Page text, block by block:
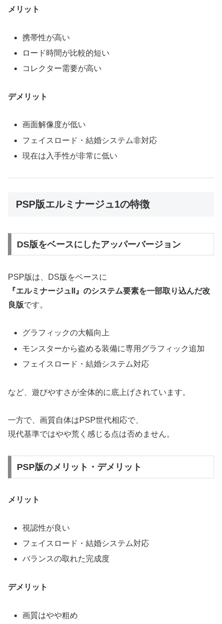
メリット
携帯性が高い
ロード時間が比較的短い
コレクター需要が高い
デメリット
画面解像度が低い
フェイスロード・結婚システム非対応
現在は入手性が非常に低い
PSP版エルミナージュ1の特徴
DS版をベースにしたアッパーバージョン
PSP版は、DS版をベースに
『エルミナージュII』のシステム要素を一部取り込んだ改
良版です。
グラフィックの大幅向上
モンスターから盗める装備に専用グラフィック追加
フェイスロード・結婚システム対応
など、遊びやすさが全体的に底上げされています。
一方で、画質自体はPSP世代相応で、
現代基準ではやや荒く感じる点は否めません。
PSP版のメリット・デメリット
メリット
視認性が良い
フェイスロード・結婚システム対応
バランスの取れた完成度
デメリット
画質はやや粗め